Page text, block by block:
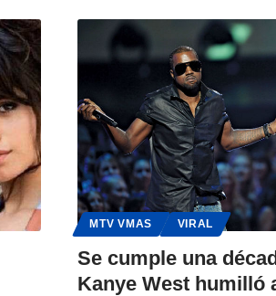
MTV VMAS VIRAL
Se cumple una
Kanye West humilló